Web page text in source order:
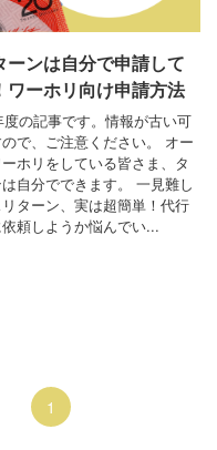
ーンは自分で申請して
ワーホリ向け申請方法
の記事です。情報が古い可
で、ご注意ください。 オー
ホリをしている皆さま、タ
自分でできます。 一見難し
ターン、実は超簡単！代行
頼しようか悩んでい...
1